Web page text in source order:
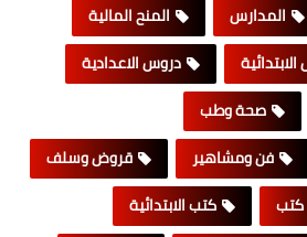
المدارس
المنح المالية
دروس الاعدادية
صحة وطب
فن ومشاهير
قروض وسلف
كتب
كتب الابتدائية